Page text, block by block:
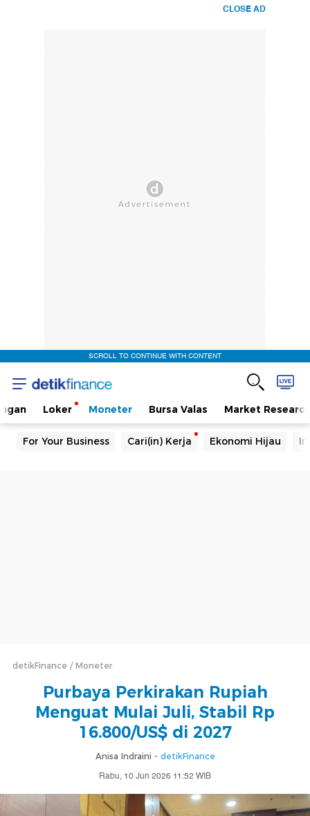
CLOSE AD
SCROLL TO CONTINUE WITH CONTENT
Loker Moneter Bursa Valas Market Research
For Your Business Cari(in) Kerja Ekonomi Hijau
detikFinance Moneter
Purbaya Perkirakan Rupiah
Menguat Mulai Juli, Stabil Rp
16.800/US$ di 2027
Anisa Indraini - detikFinance
Rabu, 10 Jun 2026 11:52 WIB